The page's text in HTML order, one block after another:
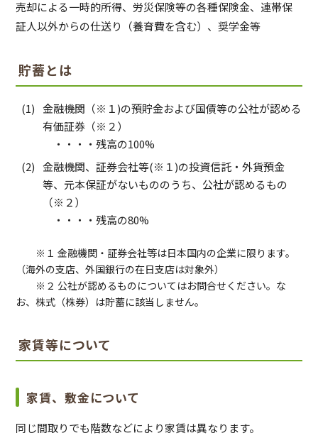
売却による一時的所得、労災保険等の各種保険金、連帯保
証人以外からの仕送り（養育費を含む）、奨学金等
貯蓄とは
金融機関（※１)の預貯金および国債等の公社が認める
有価証券（※２）
・・・・残高の100%
金融機関、証券会社等(※１)の投資信託・外貨預金
等、元本保証がないもののうち、公社が認めるもの
（※２）
・・・・残高の80%
※１ 金融機関・証券会社等は日本国内の企業に限ります。
（海外の支店、外国銀行の在日支店は対象外）
※２ 公社が認めるものについてはお問合せください。な
お、株式（株券）は貯蓄に該当しません。
家賃等について
家賃、敷金について
同じ間取りでも階数などにより家賃は異なります。